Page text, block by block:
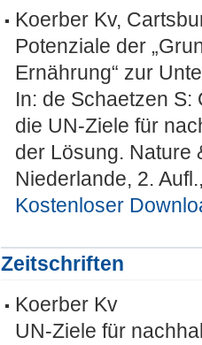
Koerber Kv,
Potenziale der
Ernährung“ zur
In: de Schaetzen
die UN-Ziele für
der Lösung. Nature
Niederlande, 2.
Kostenloser
Zeitschriften
Koerber Kv
UN-Ziele für